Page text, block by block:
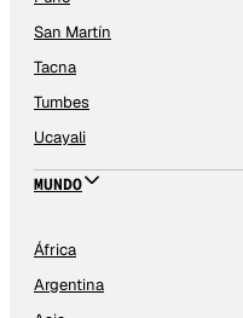
San Martín
Tacna
Tumbes
Ucayali
MUNDO
África
Argentina